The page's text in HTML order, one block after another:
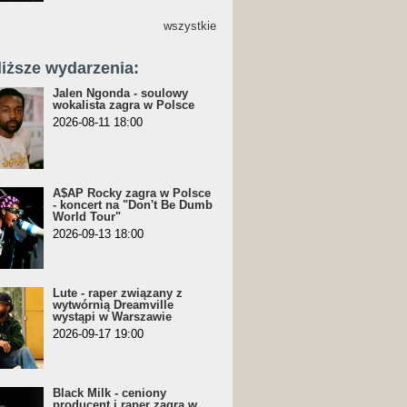
wszystkie
wydarzenia:
Jalen Ngonda - soulowy
wokalista zagra w Polsce
2026-08-11 18:00
A$AP Rocky zagra w Polsce
- koncert na "Don't Be Dumb
World Tour"
2026-09-13 18:00
Lute - raper związany z
wytwórnią Dreamville
wystąpi w Warszawie
2026-09-17 19:00
Black Milk - ceniony